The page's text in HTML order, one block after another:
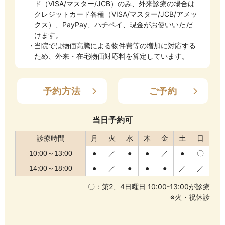
ド（VISA/マスター/JCB）のみ、外来診療の場合は
クレジットカード各種（VISA/マスター/JCB/アメッ
クス）、PayPay、ハチペイ、現金がお使いいただ
けます。
当院では物価高騰による物件費等の増加に対応する
ため、外来・在宅物価対応料を算定しています。
予約方法 ご予約
当日予約可
診療時間 月 火 水 木 金 土
日
10:00～13:00
● ／ ● ● ／ ●
〇
14:00～18:00
● ／ ● ● ● ／ ／
〇：第2、4日曜日 10:00-13:00が診療
※火・祝休診